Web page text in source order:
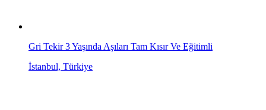
Gri Tekir 3 Yaşında Aşıları Tam Kısır Ve Eğitimli
İstanbul, Türkiye